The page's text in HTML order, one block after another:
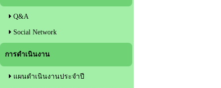
Q&A
Social Network
การดำเนินงาน
แผนดำเนินงานประจำปี